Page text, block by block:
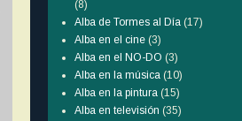
(8)
Alba de Tormes al Día (17)
Alba en el cine (3)
Alba en el NO-DO (3)
Alba en la música (10)
Alba en la pintura (15)
Alba en televisión (35)